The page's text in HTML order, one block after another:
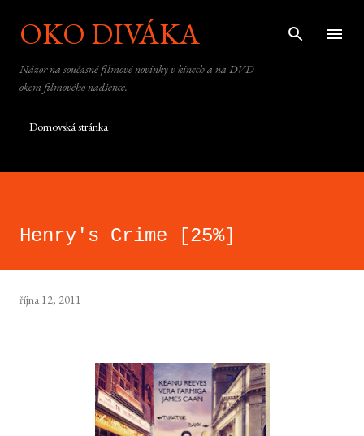
Přeskočit na hlavní obsah
OKO DIVÁKA
Názor na současné filmové novinky v kinech a na DVD
okem filmového nadšence.
Domovská stránka
Henry's Crime [25%]
října 12, 2011